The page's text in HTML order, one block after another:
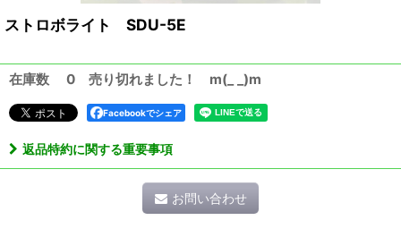
ストロボライト SDU-5E
在庫数 0 売り切れました！ m(_ _)m
Facebookでシェア
返品特約に関する重要事項
お問い合わせ